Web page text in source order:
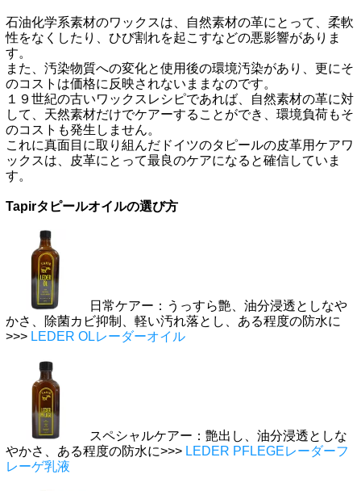
石油化学系素材のワックスは、自然素材の革にとって、柔軟
性をなくしたり、ひび割れを起こすなどの悪影響がありま
す。
また、汚染物質への変化と使用後の環境汚染があり、更にそ
のコストは価格に反映されないままなのです。
１９世紀の古いワックスレシピであれば、自然素材の革に対
して、天然素材だけでケアーすることができ、環境負荷もそ
のコストも発生しません。
これに真面目に取り組んだドイツのタピールの皮革用ケアワ
ックスは、皮革にとって最良のケアになると確信していま
す。
Tapirタピールオイルの選び方
日常ケアー：うっすら艶、油分浸透としなや
かさ、除菌カビ抑制、軽い汚れ落とし、ある程度の防水に
>>> LEDER OLレーダーオイル
スペシャルケアー：艶出し、油分浸透としな
やかさ、ある程度の防水に>>> LEDER PFLEGEレーダーフ
レーゲ乳液